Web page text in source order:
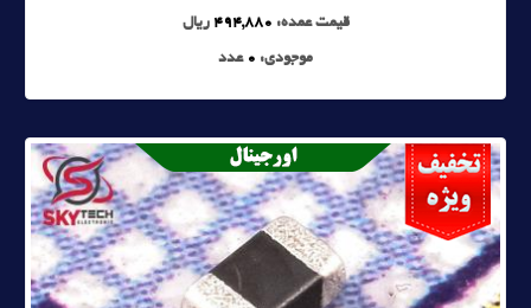
قیمت عمده: 494,880 ریال
موجودی: 0 عدد